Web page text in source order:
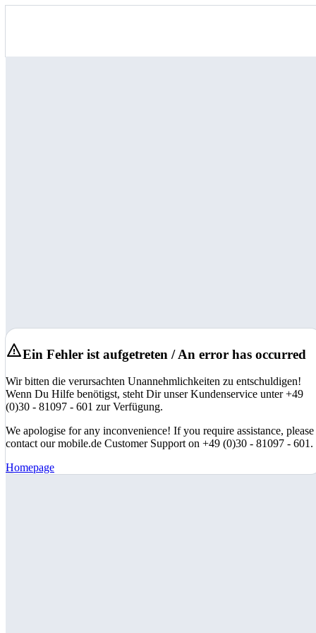
Ein Fehler ist aufgetreten / An error has occurred
Wir bitten die verursachten Unannehmlichkeiten zu entschuldigen!
Wenn Du Hilfe benötigst, steht Dir unser Kundenservice unter +49
(0)30 - 81097 - 601 zur Verfügung.
We apologise for any inconvenience! If you require assistance, please
contact our mobile.de Customer Support on +49 (0)30 - 81097 - 601.
Homepage